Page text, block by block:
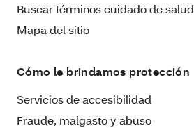
Buscar términos cuidado de salud
Mapa del sitio
Cómo le brindamos protección
Servicios de accesibilidad
Fraude, malgasto y abuso